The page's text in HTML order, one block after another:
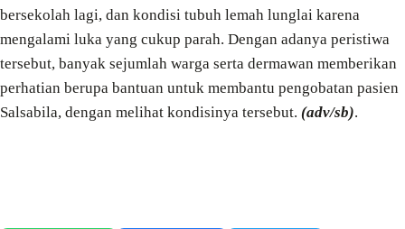
bersekolah lagi, dan kondisi tubuh lemah lunglai karena
mengalami luka yang cukup parah. Dengan adanya peristiwa
tersebut, banyak sejumlah warga serta dermawan memberikan
perhatian berupa bantuan untuk membantu pengobatan pasien
Salsabila, dengan melihat kondisinya tersebut. (adv/sb).